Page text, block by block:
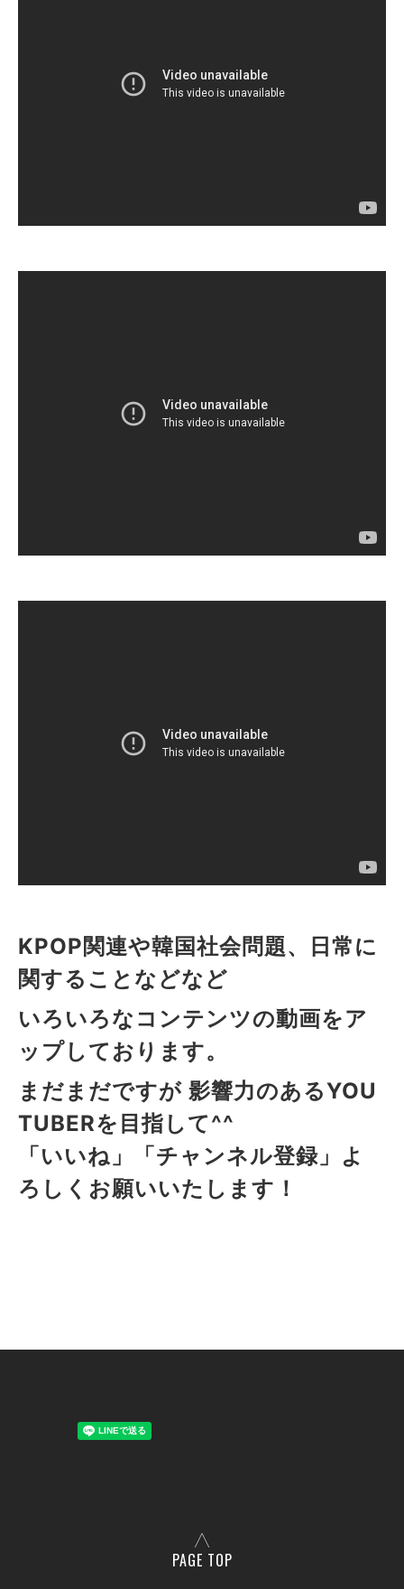
KPOP関連や韓国社会問題、日常に
関することなどなど
いろいろなコンテンツの動画をア
ップしております。
まだまだですが 影響力のあるYOU
TUBERを目指して^^
「いいね」「チャンネル登録」よ
ろしくお願いいたします！
PAGE TOP